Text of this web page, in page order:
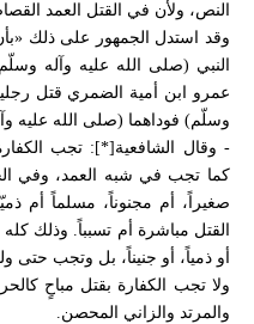
النص، ولأن في القتل العمد
وقد استدل الجمهور على ذلك
النبي (صلى الله عليه وآله
عمرو ابن أمية الضمري قتل
وسلّم) فوداهما (صلى الله عليه
- وقال الشافعية[*]: تجب
كما تجب في شبه العمد، وفي
صغيراً، أم مجنوناً، مسلماً أم
القتل مباشرة أم تسبباً. وذلك
أو ذمياً، أو جنيناً، بل وتجب حتى
ولا تجب الكفارة بقتل مباحٍ
والمرتد والزاني المحصن.